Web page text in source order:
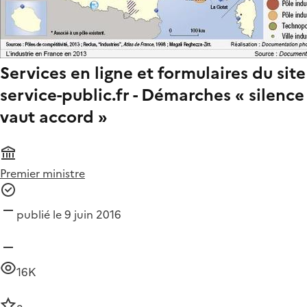
Services en ligne et formulaires du site
service-public.fr - Démarches « silence
vaut accord »
Premier ministre
publié le 9 juin 2016
16K